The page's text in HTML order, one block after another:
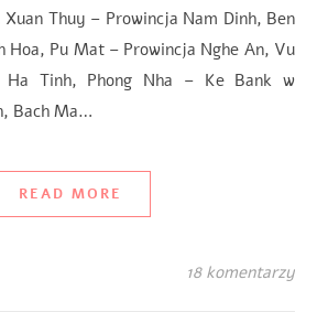
Thuy – Prowincja Nam Dinh, Ben
Hoa, Pu Mat – Prowincja Nghe An, Vu
Ha Tinh, Phong Nha – Ke Bank w
Bach Ma…
READ MORE
18 komentarzy